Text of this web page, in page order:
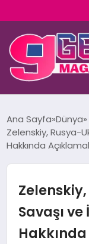
YAŞAM
SAĞLIK
Ana Sayfa Dünya
Zelenskiy, Rusya-
Hakkında
Savaşı